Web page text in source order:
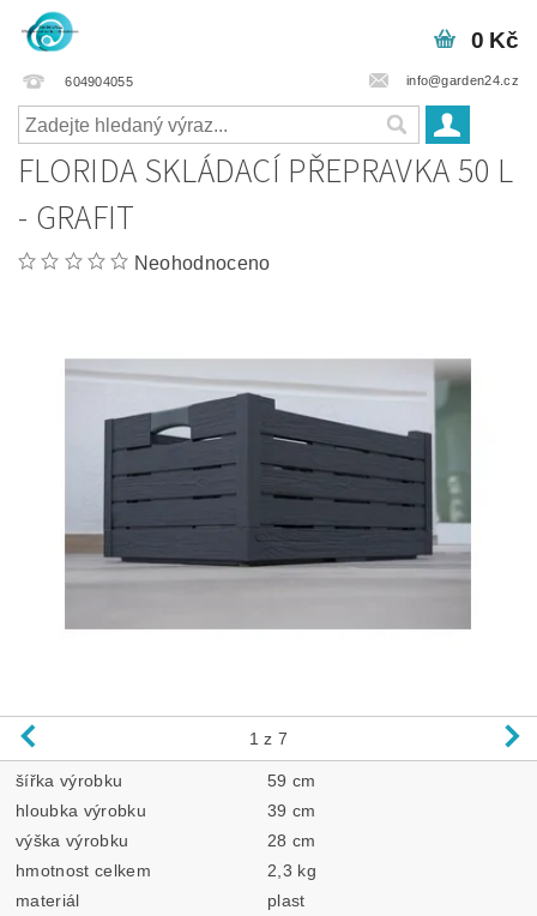
604904055 info@garden24.cz
0 Kč
FLORIDA SKLÁDACÍ PŘEPRAVKA 50 L
- GRAFIT
Neohodnoceno
1 z 7
šířka výrobku
59 cm
hloubka výrobku
39 cm
výška výrobku
28 cm
hmotnost celkem
2,3 kg
materiál
plast